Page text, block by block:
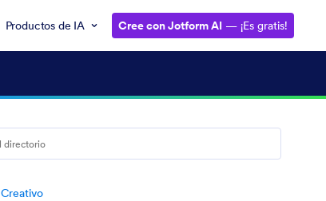
Productos de IA Cree con Jotform AI — ¡Es gratis!
Creativo